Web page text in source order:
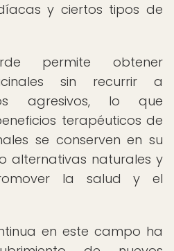
y ciertos tipos de
permite obtener
sin recurrir a
agresivos, lo que
terapéuticos de
se conserven en su
alternativas naturales y
la salud y el
en este campo ha